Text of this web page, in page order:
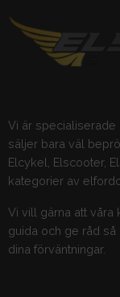
Vi är specialiserade
säljer bara väl
Elcykel, Elscooter,
kategorier av
Vi vill gärna att våra
guida och ge råd
dina förväntningar.